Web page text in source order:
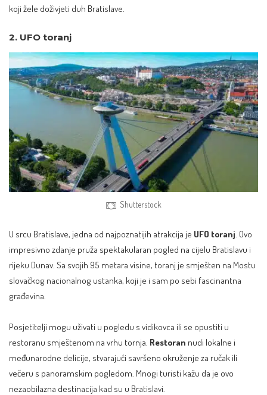
koji žele doživjeti duh Bratislave.
2. UFO toranj
Shutterstock
U srcu Bratislave, jedna od najpoznatijih atrakcija je UFO toranj. Ovo
impresivno zdanje pruža spektakularan pogled na cijelu Bratislavu i
rijeku Dunav. Sa svojih 95 metara visine, toranj je smješten na Mostu
slovačkog nacionalnog ustanka, koji je i sam po sebi fascinantna
građevina.
Posjetitelji mogu uživati u pogledu s vidikovca ili se opustiti u
restoranu smještenom na vrhu tornja. Restoran nudi lokalne i
međunarodne delicije, stvarajući savršeno okruženje za ručak ili
večeru s panoramskim pogledom. Mnogi turisti kažu da je ovo
nezaobilazna destinacija kad su u Bratislavi.